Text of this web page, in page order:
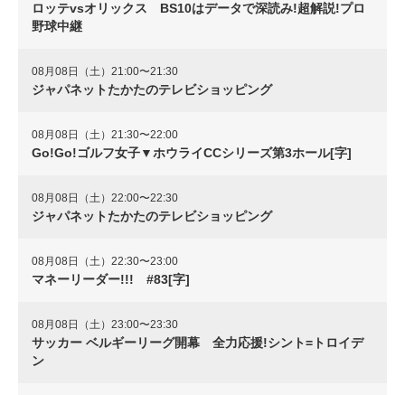
ロッテvsオリックス BS10はデータで深読み!超解説!プロ
野球中継
08月08日（土）21:00〜21:30
ジャパネットたかたのテレビショッピング
08月08日（土）21:30〜22:00
Go!Go!ゴルフ女子▼ホウライCCシリーズ第3ホール[字]
08月08日（土）22:00〜22:30
ジャパネットたかたのテレビショッピング
08月08日（土）22:30〜23:00
マネーリーダー!!! #83[字]
08月08日（土）23:00〜23:30
サッカー ベルギーリーグ開幕 全力応援!シント=トロイデ
ン